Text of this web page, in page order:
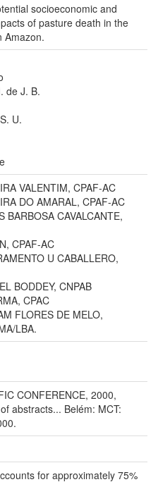
socioeconomic and
of pasture death in the
Amazon.
de J. B.
U.
VALENTIM, CPAF-AC
DO AMARAL, CPAF-AC
BARBOSA CAVALCANTE,
CPAF-AC
U CABALLERO,
BODDEY, CNPAB
CPAC
FLORES DE MELO,
LBA.
CONFERENCE, 2000,
abstracts... Belém: MCT:
for approximately 75%